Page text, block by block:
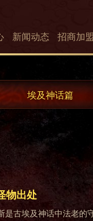
新闻动态 招商加盟
埃及神话篇
物出处
是古埃及神话中法老的